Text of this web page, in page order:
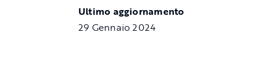
Ultimo aggiornamento
29 Gennaio 2024